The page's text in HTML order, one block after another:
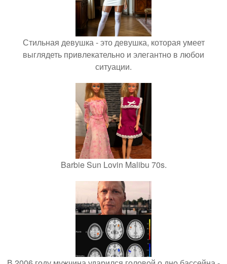
Стильная девушка - это девушка, которая умеет
выглядеть привлекательно и элегантно в любои
ситуации.
Barbie Sun Lovin Malibu 70s.